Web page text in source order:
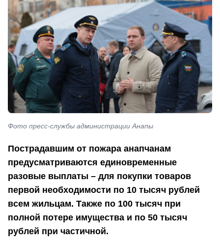
Фото пресс-службы администрации Анапы
Пострадавшим от пожара анапчанам
предусматриваются единовременные
разовые выплаты – для покупки товаров
первой необходимости по 10 тысяч рублей
всем жильцам. Также по 100 тысяч при
полной потере имущества и по 50 тысяч
рублей при частичной.